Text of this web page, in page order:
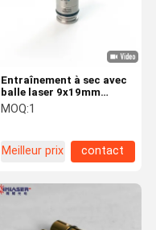
Entraînement à sec avec
balle laser 9x19mm
Argentée Rouge/IR
MOQ:1
Meilleur prix contact